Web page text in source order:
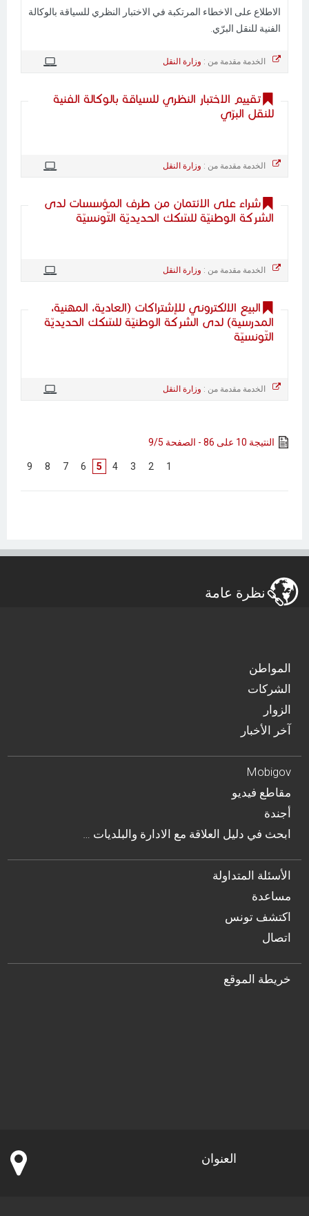
الاطلاع على الاخطاء المرتكبة في الاختبار النظري للسياقة بالوكالة
الفنية للنقل البرّي.
الخدمة مقدمة من : وزارة النقل
تقييم الاختبار النظري للسياقة بالوكالة الفنية
للنقل البرّي
الخدمة مقدمة من : وزارة النقل
شراء على الائتمان من طرف المؤسسات لدى
الشركة الوطنيّة للسّكك الحديديّة التّونسيّة
الخدمة مقدمة من : وزارة النقل
البيع الالكتروني للإشتراكات (العادية، المهنية،
المدرسية) لدى الشركة الوطنيّة للسّكك الحديديّة
التّونسيّة
الخدمة مقدمة من : وزارة النقل
النتيجة 10 على 86 - الصفحة 9/5
1
2
3
4
5
6
7
8
9
نظرة عامة
المواطن
الشركات
الزوار
آخر الأخبار
Mobigov
مقاطع فيديو
أجندة
… ابحث في دليل العلاقة مع الادارة والبلديات
الأسئلة المتداولة
مساعدة
اكتشف تونس
اتصال
خريطة الموقع
العنوان